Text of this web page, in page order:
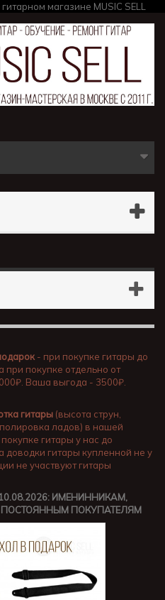
- при покупке гитары до
при покупке отдельно от
Ваша выгода - 3500₽.
гитары (высота струн,
ладов) в нашей
гитары у нас до
доводки гитары купленной не у
не участвуют гитары
ИМЕНИННИКАМ,
ПОКУПАТЕЛЯМ